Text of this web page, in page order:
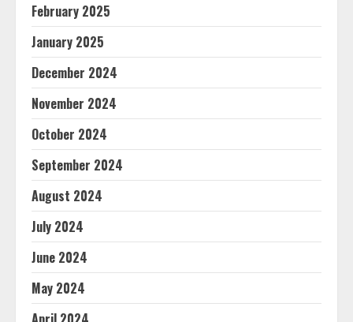
February 2025
January 2025
December 2024
November 2024
October 2024
September 2024
August 2024
July 2024
June 2024
May 2024